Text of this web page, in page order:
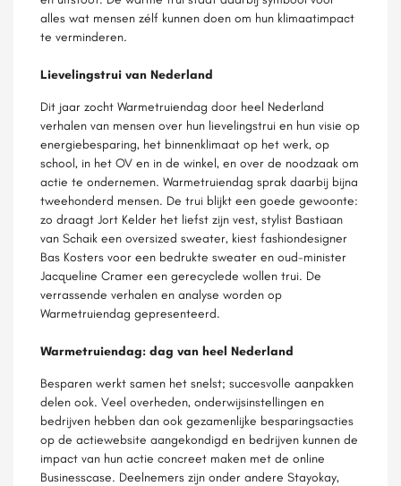
alles wat mensen zélf kunnen doen om hun klimaatimpact
te verminderen.
Lievelingstrui van Nederland
Dit jaar zocht Warmetruiendag door heel Nederland
verhalen van mensen over hun lievelingstrui en hun visie op
energiebesparing, het binnenklimaat op het werk, op
school, in het OV en in de winkel, en over de noodzaak om
actie te ondernemen. Warmetruiendag sprak daarbij bijna
tweehonderd mensen. De trui blijkt een goede gewoonte:
zo draagt Jort Kelder het liefst zijn vest, stylist Bastiaan
van Schaik een oversized sweater, kiest fashiondesigner
Bas Kosters voor een bedrukte sweater en oud-minister
Jacqueline Cramer een gerecyclede wollen trui. De
verrassende verhalen en analyse worden op
Warmetruiendag gepresenteerd.
Warmetruiendag: dag van heel Nederland
Besparen werkt samen het snelst; succesvolle aanpakken
delen ook. Veel overheden, onderwijsinstellingen en
bedrijven hebben dan ook gezamenlijke besparingsacties
op de actiewebsite aangekondigd en bedrijven kunnen de
impact van hun actie concreet maken met de online
Businesscase. Deelnemers zijn onder andere Stayokay,